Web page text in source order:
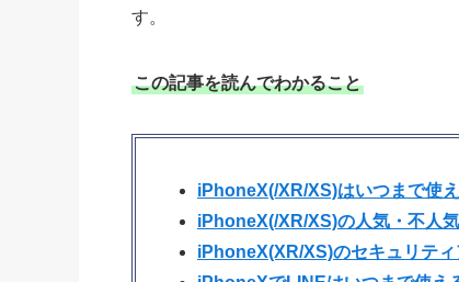
す。
この記事を読んでわかること
iPhoneX(/XR/XS)はいつまで使
iPhoneX(/XR/XS)の人気・不人
iPhoneX(XR/XS)のセキュリテ